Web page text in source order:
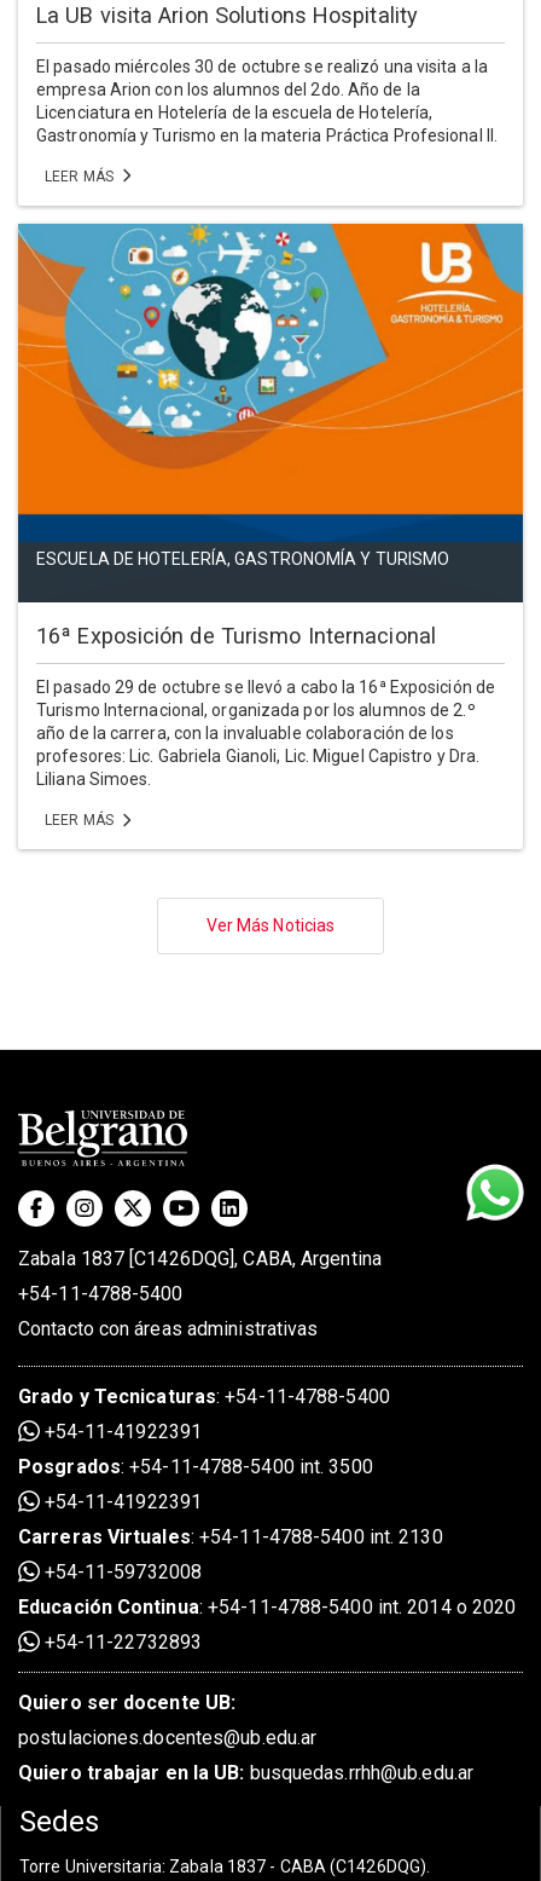
La UB visita Arion Solutions Hospitality
El pasado miércoles 30 de octubre se realizó una visita a la
empresa Arion con los alumnos del 2do. Año de la
Licenciatura en Hotelería de la escuela de Hotelería,
Gastronomía y Turismo en la materia Práctica Profesional II.
LEER MÁS
ESCUELA DE HOTELERÍA, GASTRONOMÍA Y TURISMO
16ª Exposición de Turismo Internacional
El pasado 29 de octubre se llevó a cabo la 16ª Exposición de
Turismo Internacional, organizada por los alumnos de 2.º
año de la carrera, con la invaluable colaboración de los
profesores: Lic. Gabriela Gianoli, Lic. Miguel Capistro y Dra.
Liliana Simoes.
LEER MÁS
Ver Más Noticias
Zabala 1837 [C1426DQG], CABA, Argentina
+54-11-4788-5400
Contacto con áreas administrativas
Grado y Tecnicaturas:+54-11-4788-5400
+54-11-41922391
Posgrados:+54-11-4788-5400 int. 3500
+54-11-41922391
Carreras Virtuales:+54-11-4788-5400 int. 2130
+54-11-59732008
Educación Continua:+54-11-4788-5400 int. 2014 o 2020
+54-11-22732893
Quiero ser docente UB:
postulaciones.docentes@ub.edu.ar
Quiero trabajar en la UB: busquedas.rrhh@ub.edu.ar
Sedes
Torre Universitaria: Zabala 1837 - CABA (C1426DQG).